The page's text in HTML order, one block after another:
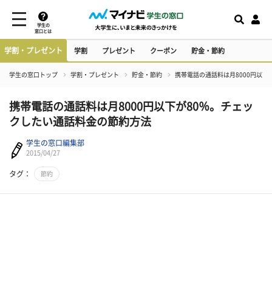
学生の
窓口とは
学割・プレゼント 学割 プレゼント クーポン 貯金・節約
学生の窓口トップ 学割・プレゼント 貯金・節約 携帯電話の通話料は月8000円以下
携帯電話の通話料は月8000円以下が80％。チェッ
クしたい通話料金の節約方法
学生の窓口編集部
2015/04/27
タグ： 節約